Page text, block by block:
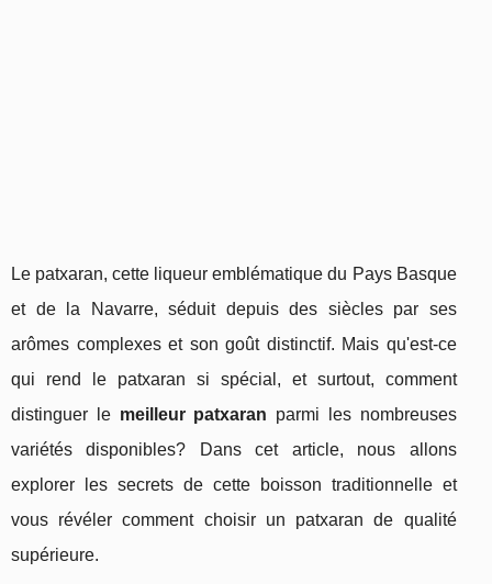
Le patxaran, cette liqueur emblématique du Pays Basque
et de la Navarre, séduit depuis des siècles par ses
arômes complexes et son goût distinctif. Mais qu'est-ce
qui rend le patxaran si spécial, et surtout, comment
distinguer le meilleur patxaran parmi les nombreuses
variétés disponibles? Dans cet article, nous allons
explorer les secrets de cette boisson traditionnelle et
vous révéler comment choisir un patxaran de qualité
supérieure.